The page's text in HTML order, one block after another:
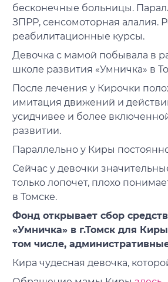
бесконечные больницы.
ЗПРР, сенсомоторная алалия.
реабилитационные курсы.
Девочка с мамой побывала в
школе развития «Умничка» в
После лечения у Кирочки
имитация движений и
усидчивее и более
развитии.
Параллельно у Киры
Сейчас у девочки
только лопочет, плохо
в Томске.
Фонд открывает сбор
«Умничка» в г.Томск для
том числе,
Кира чудесная девочка,